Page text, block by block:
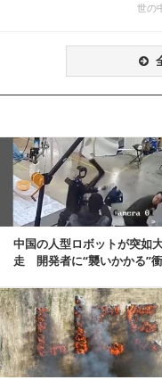
世の
中国の人型ロボットが突如
走 開発者に“襲いかかる”
記事
記